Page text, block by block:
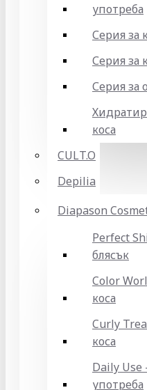
употреба
Серия за
Серия за
Серия за
коса
CULT.O
Depilia
Diapason
Perfect
блясък
Color
коса
Curly
коса
Daily Use
употреба